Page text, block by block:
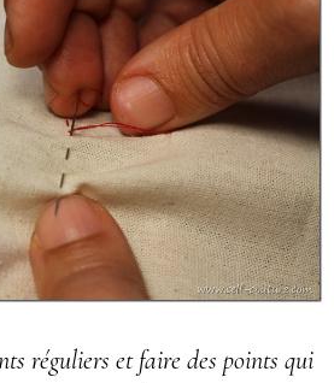
réguliers et faire des points qui